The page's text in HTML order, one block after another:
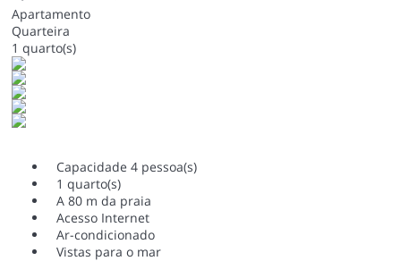
Apartamento
Quarteira
1 quarto(s)
Capacidade 4 pessoa(s)
1 quarto(s)
A 80 m da praia
Acesso Internet
Ar-condicionado
Vistas para o mar